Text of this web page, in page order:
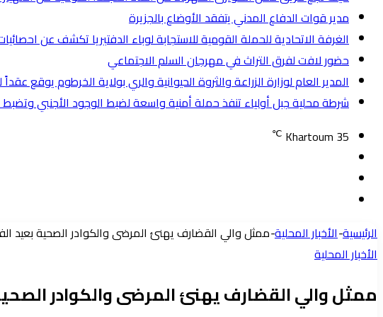
مدير قوات الدفاع المدني يتفقد الأوضاع بالجزيرة
الغرفة الاتحادية للحملة القومية للاستجابة لوباء الدفتيريا تكشف عن احصائيات
حضور لافت لفرق التراث في مهرجان السلم الاجتماعي
المدير العام لوزارة الزراعة والثروة الحيوانية والري بولاية الخرطوم يوقع
شرطة محلية جبل أولياء تنفذ حملة أمنية واسعة لضبط الوجود الأجنبي وتضبط 190 مخالفاً:
Khartoum 35
℃
جانبيالرئيسية-الأخبار المحلية-ممثل والي القضارف يهنئ المرضى والكوادر الصحية بعيد
الأخبار المحلية
ممثل والي القضارف يهنئ المرضى والكوادر